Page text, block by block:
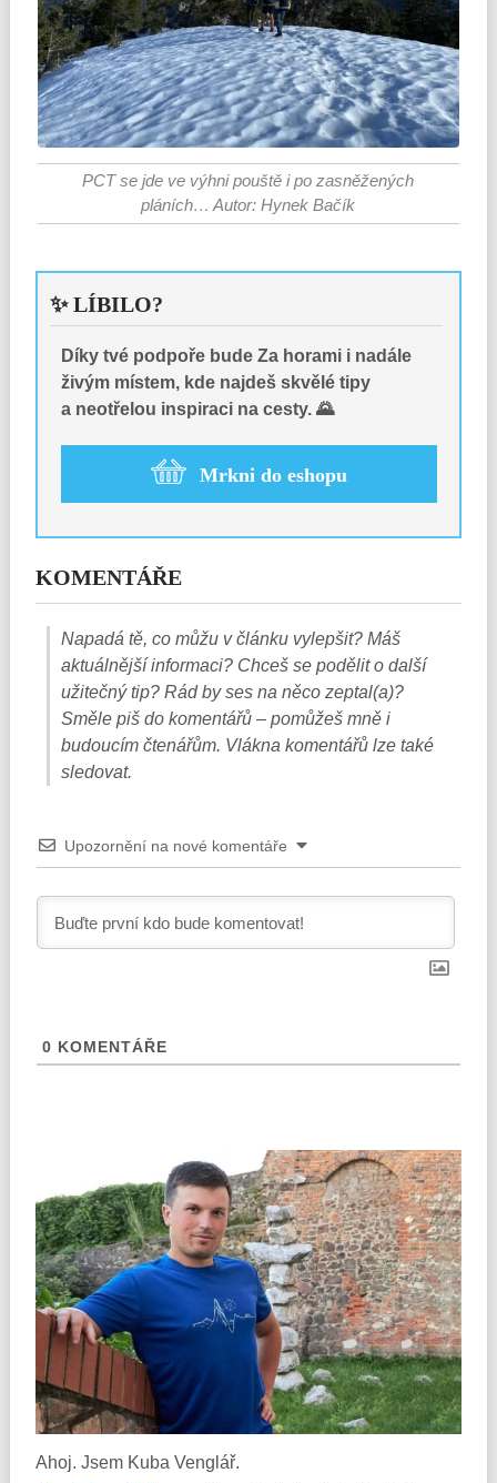
PCT se jde ve výhni pouště i po zasněžených
pláních… Autor: Hynek Bačík
✨ LÍBILO?
Díky tvé podpoře bude Za horami i nadále
živým místem, kde najdeš skvělé tipy
a neotřelou inspiraci na cesty. 🌄
Mrkni do eshopu
KOMENTÁŘE
Napadá tě, co můžu v článku vylepšit? Máš
aktuálnější informaci? Chceš se podělit o další
užitečný tip? Rád by ses na něco zeptal(a)?
Směle piš do komentářů – pomůžeš mně i
budoucím čtenářům. Vlákna komentářů lze také
sledovat.
Upozornění na nové komentáře
0 KOMENTÁŘE
Ahoj. Jsem Kuba Venglář.